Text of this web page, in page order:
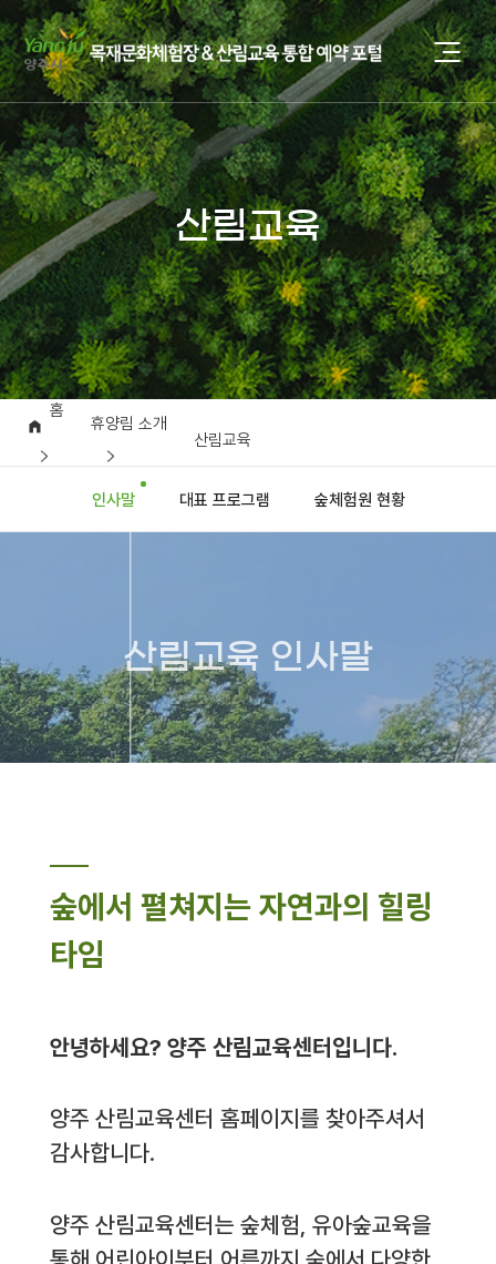
산림교육
홈
휴양림 소개
산림교육
인사말 대표 프로그램 숲체험원 현황
산림교육 인사말
숲에서 펼쳐지는 자연과의 힐링
타임
안녕하세요? 양주 산림교육센터입니다.
양주 산림교육센터 홈페이지를 찾아주셔서
감사합니다.
양주 산림교육센터는 숲체험, 유아숲교육을